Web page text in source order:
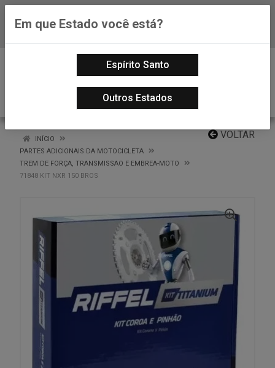
Baixe já nosso APP
VOLTAR
INÍCIO
PARTES ADICIONAIS DA MOTOCICLETA
TREM DE FORÇA, TRANSMISSAO E EMBREA-MOTO
71848 KIT NXR 150 BROS
Em que Estado você está?
Espírito Santo
Outros Estados